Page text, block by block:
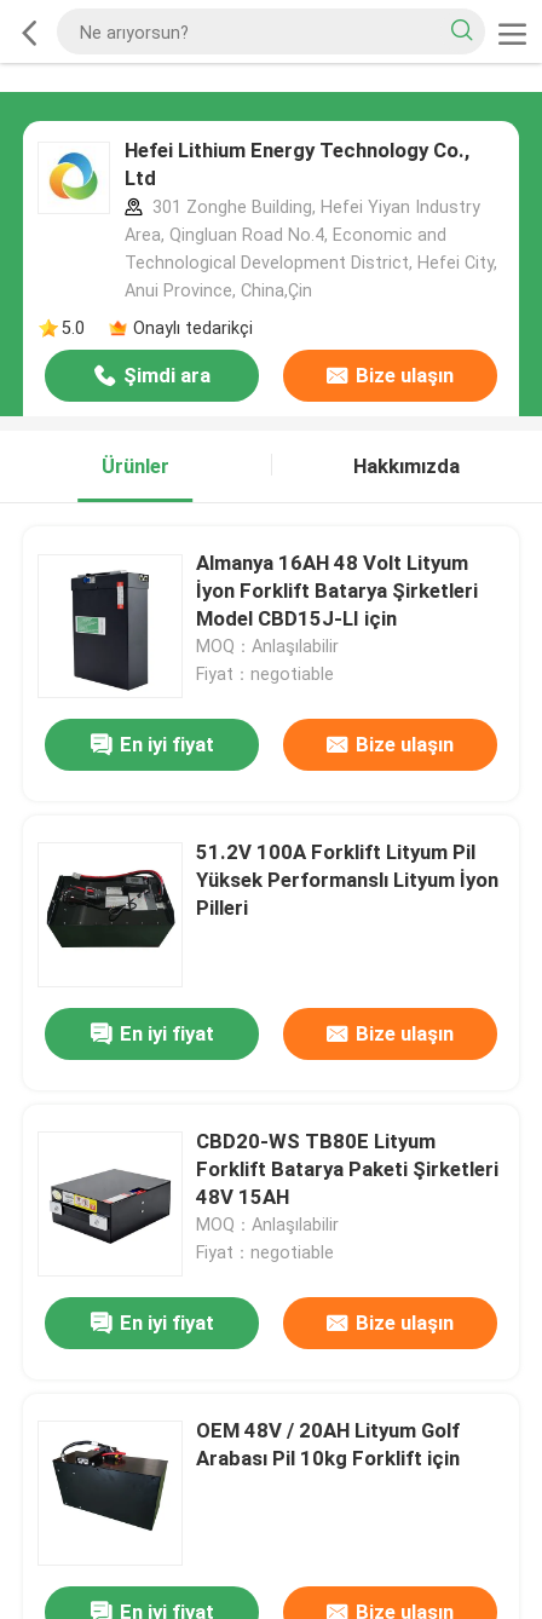
Hefei Lithium Energy Technology Co.,
Ltd
301 Zonghe Building, Hefei Yiyan Industry
Area, Qingluan Road No.4, Economic and
Technological Development District, Hefei City,
Anui Province, China,Çin
5.0
Onaylı tedarikçi
Şimdi ara Bize ulaşın
Ürünler Hakkımızda
Almanya 16AH 48 Volt Lityum
İyon Forklift Batarya Şirketleri
Model CBD15J-LI için
MOQ：Anlaşılabilir
Fiyat：negotiable
En iyi fiyat Bize ulaşın
51.2V 100A Forklift Lityum Pil
Yüksek Performanslı Lityum İyon
Pilleri
En iyi fiyat Bize ulaşın
CBD20-WS TB80E Lityum
Forklift Batarya Paketi Şirketleri
48V 15AH
MOQ：Anlaşılabilir
Fiyat：negotiable
En iyi fiyat Bize ulaşın
OEM 48V / 20AH Lityum Golf
Arabası Pil 10kg Forklift için
En iyi fiyat Bize ulaşın